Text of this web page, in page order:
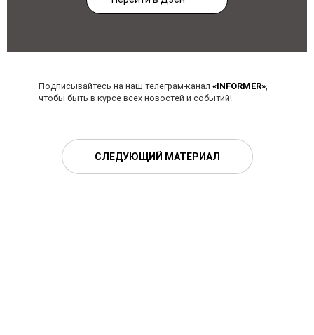
Подписывайтесь на наш телеграм-канал «INFORMER»,
чтобы быть в курсе всех новостей и событий!
СЛЕДУЮЩИЙ МАТЕРИАЛ